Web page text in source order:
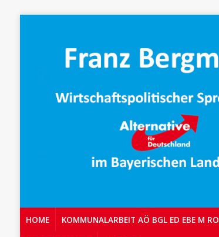
HOME KOMMUNALARBEIT AÖ BGL ED EBE M RO